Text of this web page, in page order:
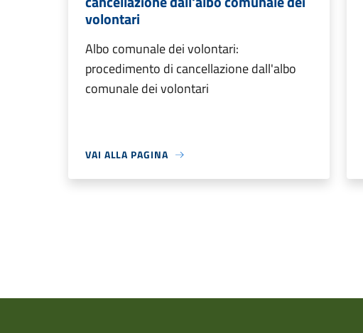
volontari
Albo comunale dei volontari:
procedimento di cancellazione dall'albo
comunale dei volontari
VAI ALLA PAGINA